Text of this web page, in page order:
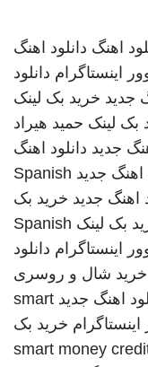
اهنگ دانلود اهنگ
اینستاگرام دانلود
جدید خرید بک لینک
بک لینک حمید هیراد
جدید دانلود اهنگ
اهنگ جدید Spanish
اهنگ جدید خرید بک
بک لینک Spanish
اینستاگرام دانلود
خرید شال و روسری
اهنگ جدید smart
خرید بک
smart money